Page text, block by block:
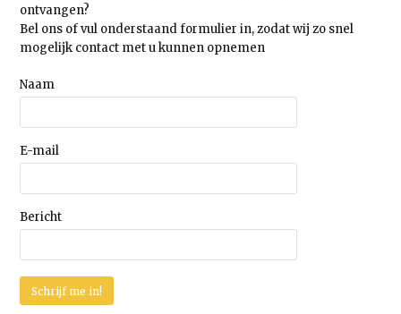
ontvangen?
Bel ons of vul onderstaand formulier in, zodat wij zo snel
mogelijk contact met u kunnen opnemen
Naam
E-mail
Bericht